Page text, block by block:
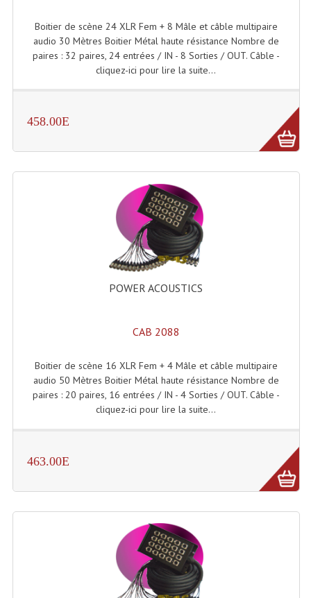
CRÉER UN COMPTE
Boitier de scène 24 XLR Fem + 8 Mâle et câble multipaire
audio 30 Mètres Boitier Métal haute résistance Nombre de
paires : 32 paires, 24 entrées / IN - 8 Sorties / OUT. Câble -
cliquez-ici pour lire la suite...
458.00E
POWER ACOUSTICS
CAB 2088
Boitier de scène 16 XLR Fem + 4 Mâle et câble multipaire
audio 50 Mètres Boitier Métal haute résistance Nombre de
paires : 20 paires, 16 entrées / IN - 4 Sorties / OUT. Câble -
cliquez-ici pour lire la suite...
463.00E